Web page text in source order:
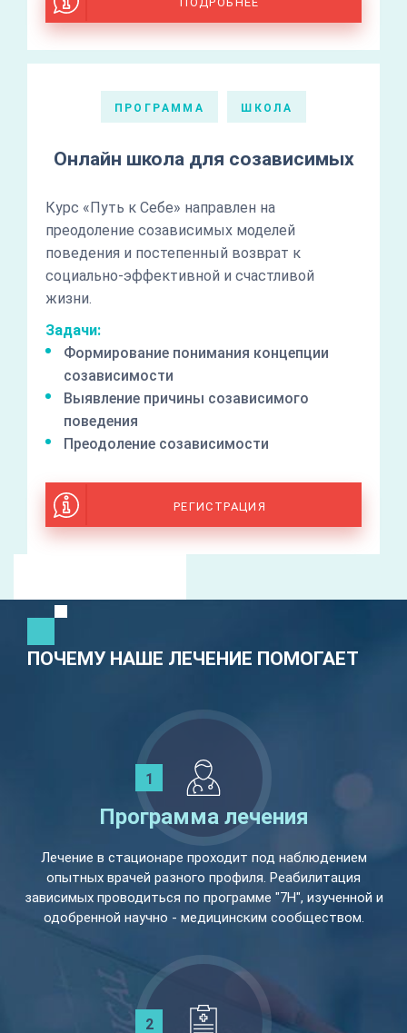
ПРОГРАММА ШКОЛА
Онлайн школа для созависимых
Курс «Путь к Себе» направлен на
преодоление созависимых моделей
поведения и постепенный возврат к
социально-эффективной и счастливой
жизни.
Задачи:
Формирование понимания концепции
созависимости
Выявление причины созависимого
поведения
Преодоление созависимости
РЕГИСТРАЦИЯ
ПОЧЕМУ НАШЕ ЛЕЧЕНИЕ ПОМОГАЕТ
Программа лечения
Лечение в стационаре проходит под наблюдением
опытных врачей разного профиля. Реабилитация
зависимых проводиться по программе "7Н", изученной и
одобренной научно - медицинским сообществом.